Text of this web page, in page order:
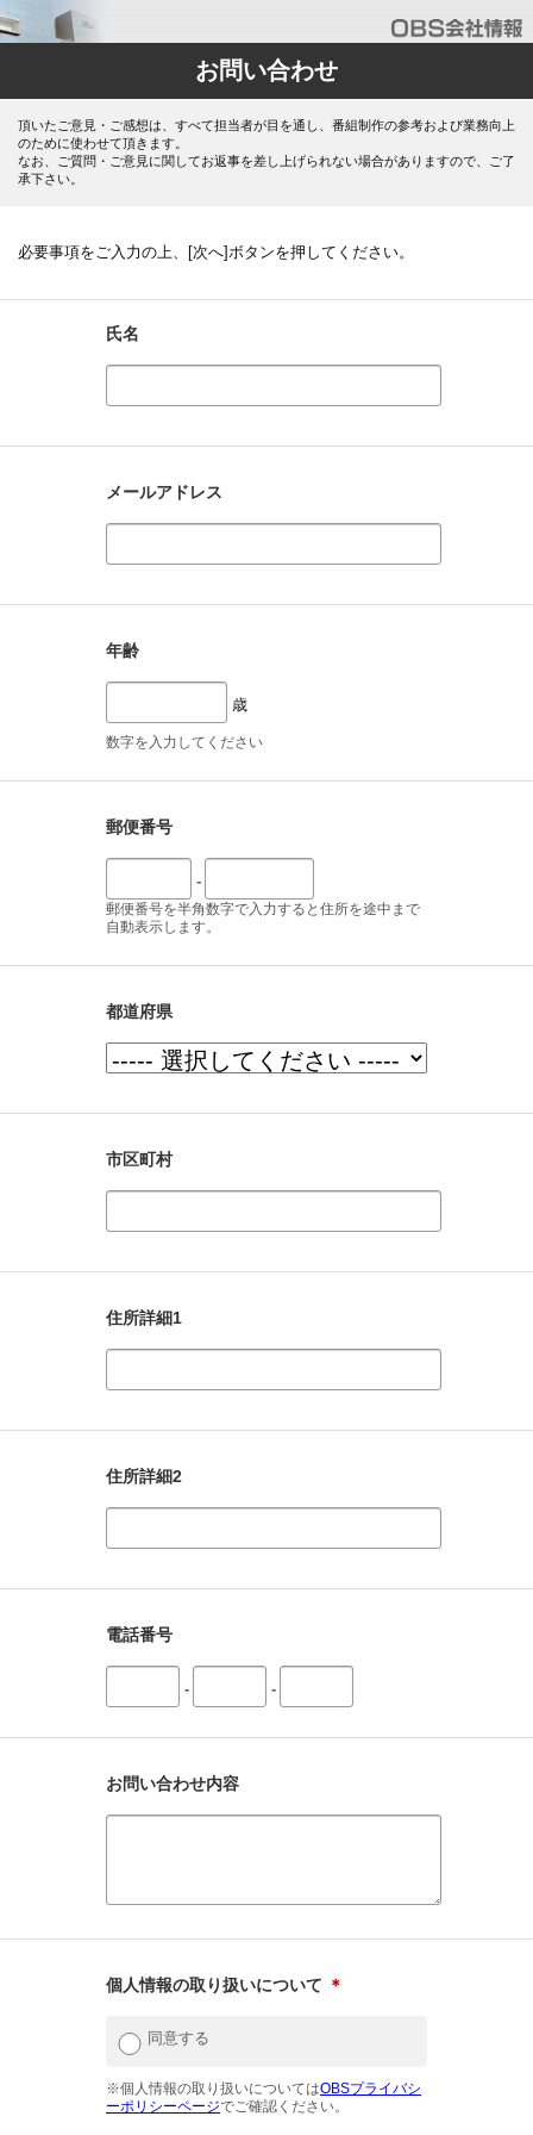
お問い合わせ
頂いたご意見・ご感想は、すべて担当者が目を通し、番組制作の参考および業務向上
のために使わせて頂きます。
なお、ご質問・ご意見に関してお返事を差し上げられない場合がありますので、ご了
承下さい。
必要事項をご入力の上、[次へ]ボタンを押してください。
氏名
メールアドレス
年齢
歳
数字を入力してください
郵便番号
-
郵便番号を半角数字で入力すると住所を途中まで
自動表示します。
都道府県
市区町村
住所詳細1
住所詳細2
電話番号
- -
お問い合わせ内容
個人情報の取り扱いについて ＊
同意する
※個人情報の取り扱いについてはOBSプライバシ
ーポリシーページでご確認ください。